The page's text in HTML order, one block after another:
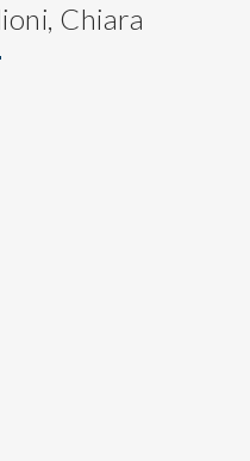
Chiara